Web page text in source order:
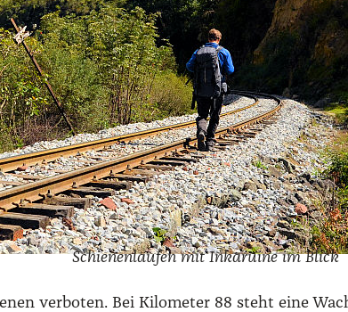
Schie­nen­lau­fen mit Inka­rui­ne im Blick
ver­bo­ten. Bei Kilo­me­ter 88 steht eine